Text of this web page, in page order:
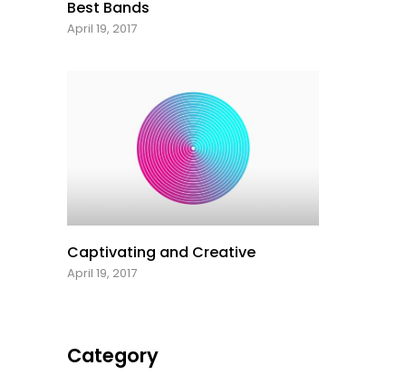
Best Bands
April 19, 2017
Captivating and Creative
April 19, 2017
Category